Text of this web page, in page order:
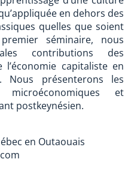
en dehors des
quelles que soient
séminaire, nous
contributions des
l’économie capitaliste en
présenterons les
microéconomiques et
postkeynésien.
en Outaouais